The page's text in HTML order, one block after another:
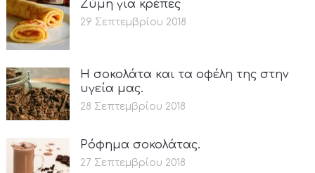
Ζύμη για κρέπες
29 Σεπτεμβρίου 2018
Η σοκολάτα και τα οφέλη της στην
υγεία μας.
28 Σεπτεμβρίου 2018
Ρόφημα σοκολάτας.
27 Σεπτεμβρίου 2018